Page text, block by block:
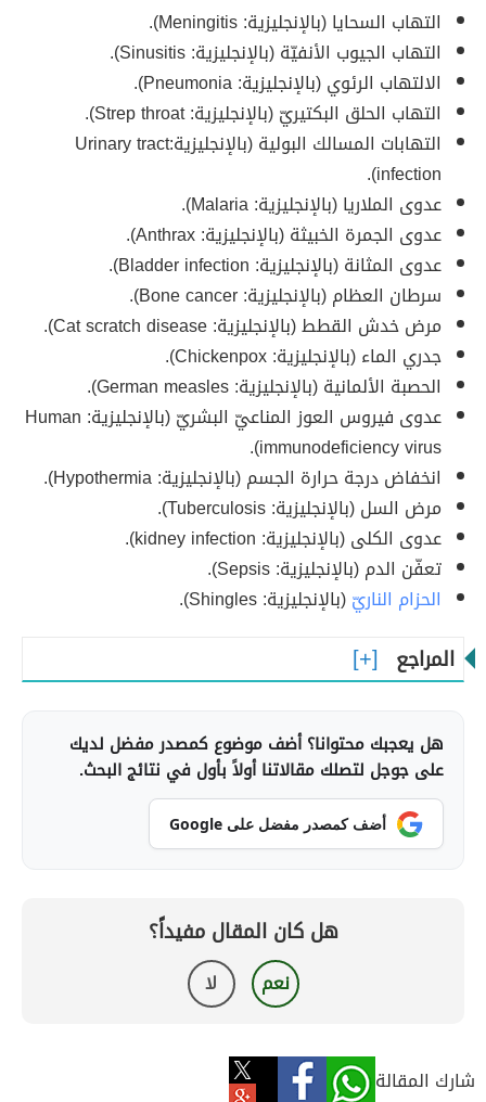
التهاب السحايا (بالإنجليزية: Meningitis).
التهاب الجيوب الأنفيّة (بالإنجليزية: Sinusitis).
الالتهاب الرئوي (بالإنجليزية: Pneumonia).
التهاب الحلق البكتيريّ (بالإنجليزية: Strep throat).
التهابات المسالك البولية (بالإنجليزية:Urinary tract
infection).
عدوى الملاريا (بالإنجليزية: Malaria).
عدوى الجمرة الخبيثة (بالإنجليزية: Anthrax).
عدوى المثانة (بالإنجليزية: Bladder infection).
سرطان العظام (بالإنجليزية: Bone cancer).
مرض خدش القطط (بالإنجليزية: Cat scratch disease).
جدري الماء (بالإنجليزية: Chickenpox).
الحصبة الألمانية (بالإنجليزية: German measles).
عدوى فيروس العوز المناعيّ البشريّ (بالإنجليزية: Human
immunodeficiency virus).
انخفاض درجة حرارة الجسم (بالإنجليزية: Hypothermia).
مرض السل (بالإنجليزية: Tuberculosis).
عدوى الكلى (بالإنجليزية: kidney infection).
تعفّن الدم (بالإنجليزية: Sepsis).
الحزام الناريّ(بالإنجليزية: Shingles).
المراجع
هل يعجبك محتوانا؟ أضف موضوع كمصدر مفضل لديك
على جوجل لتصلك مقالاتنا أولاً بأول في نتائج البحث.
أضف كمصدر مفضل على Google
هل كان المقال مفيداً؟
نعم لا
شارك المقالة